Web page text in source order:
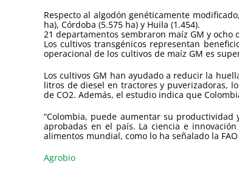
Respecto al algodón genéticamente
ha), Córdoba (5.575 ha) y Huila (1.454).
21 departamentos sembraron maíz GM y
Los cultivos transgénicos representan
operacional de los cultivos de maíz GM es
Los cultivos GM han ayudado a reducir la
litros de diesel en tractores y puverizadoras,
de CO2. Además, el estudio indica que
“Colombia, puede aumentar su
aprobadas en el país. La ciencia e
alimentos mundial, como lo ha señalado la
Agrobio